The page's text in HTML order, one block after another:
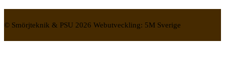
© Smörjteknik & PSU 2026 Webutveckling: 5M Sverige